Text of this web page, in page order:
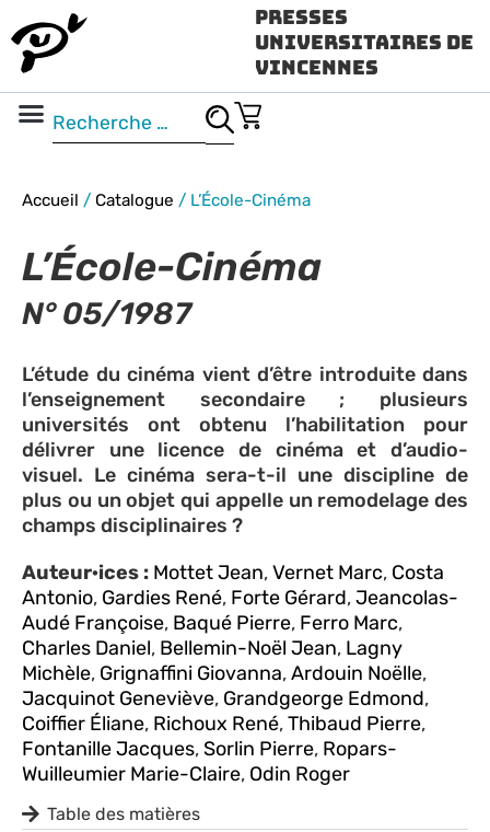
Presses
Universitaires de
Vincennes
Accueil / Catalogue / L’École-Cinéma
L’École-Cinéma
N° 05/1987
L’étude du cinéma vient d’être introduite dans
l’enseignement secondaire ; plusieurs
universités ont obtenu l’habilitation pour
délivrer une licence de cinéma et d’audio-
visuel. Le cinéma sera-t-il une discipline de
plus ou un objet qui appelle un remodelage des
champs disciplinaires ?
Auteur·ices : Mottet Jean,Vernet Marc, Costa
Antonio, Gardies René, Forte Gérard,Jeancolas-
Audé Françoise, Baqué Pierre, Ferro Marc,
Charles Daniel, Bellemin-Noël Jean, Lagny
Michèle, Grignaffini Giovanna,Ardouin Noëlle,
Jacquinot Geneviève, Grandgeorge Edmond,
Coiffier Éliane, Richoux René,Thibaud Pierre,
Fontanille Jacques,Sorlin Pierre, Ropars-
Wuilleumier Marie-Claire, Odin Roger
Table des matières